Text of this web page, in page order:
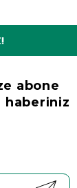
abone
haberiniz